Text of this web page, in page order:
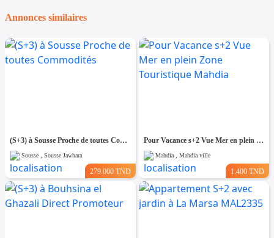
Annonces similaires
(S+3) à Sousse Proche de toutes Commodités
Sousse , Sousse Jawhara
279.000 TND
Pour Vacance s+2 Vue Mer en plein Zone Touristique Mahdia
Mahdia , Mahdia ville
1.400 TND